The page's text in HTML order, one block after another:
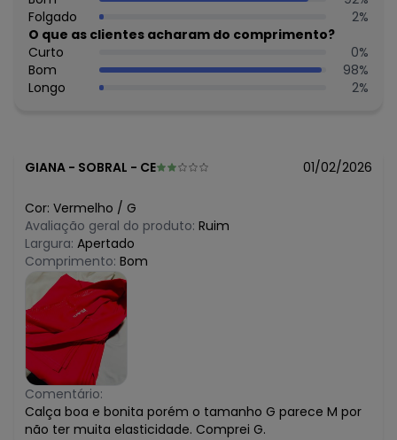
fevereiro/2026 N/D*
Folgado
2%
O que as clientes acharam do comprimento?
Curto
0%
Bom
98%
Longo
2%
GIANA - SOBRAL - CE 01/02/2026
Cor: Vermelho / G
Avaliação geral do produto: Ruim
Largura: Apertado
Comprimento: Bom
Comentário:
Calça boa e bonita porém o tamanho G parece M por
não ter muita elasticidade. Comprei G.